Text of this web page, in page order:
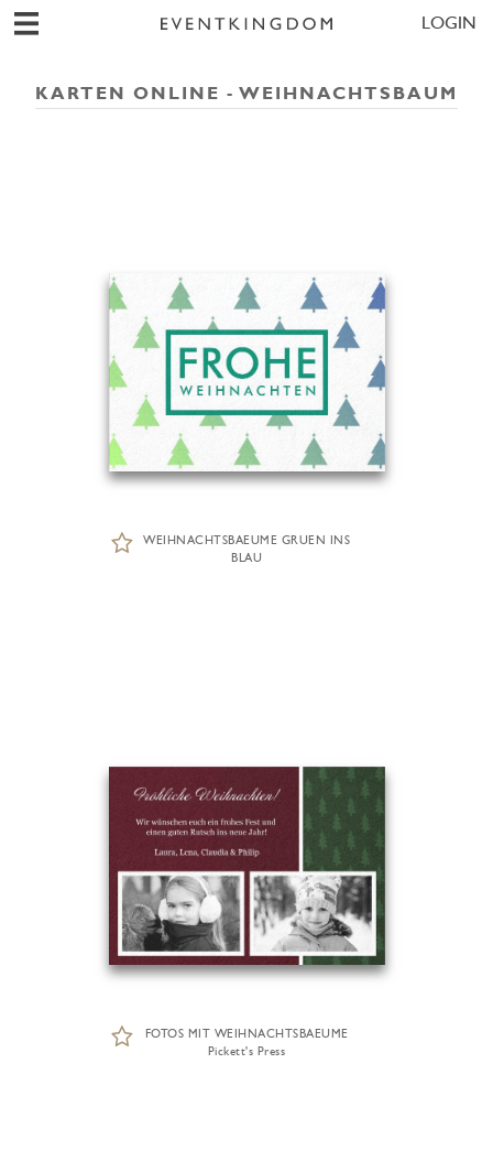
LOGIN
KARTEN ONLINE - WEIHNACHTSBAUM
WEIHNACHTSBAEUME GRUEN INS
BLAU
FOTOS MIT WEIHNACHTSBAEUME
Pickett's Press